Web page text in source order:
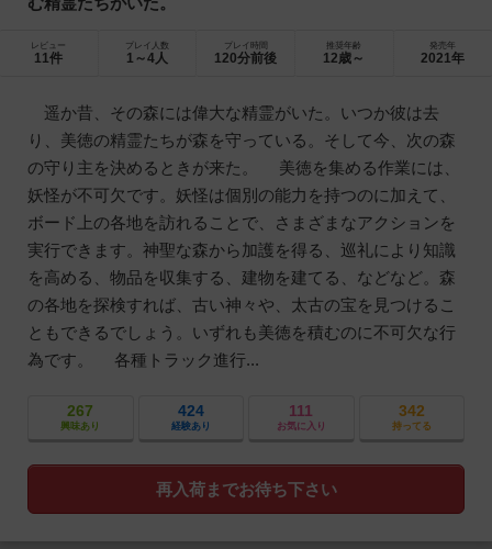
レビュー
11件
プレイ人数
1～4人
プレイ時間
120分前後
推奨年齢
12歳～
発売年
2021年
遥か昔、その森には偉大な精霊がいた。いつか彼は去
り、美徳の精霊たちが森を守っている。そして今、次の森
の守り主を決めるときが来た。 美徳を集める作業には、
妖怪が不可欠です。妖怪は個別の能力を持つのに加えて、
ボード上の各地を訪れることで、さまざまなアクションを
実行できます。神聖な森から加護を得る、巡礼により知識
を高める、物品を収集する、建物を建てる、などなど。森
の各地を探検すれば、古い神々や、太古の宝を見つけるこ
ともできるでしょう。いずれも美徳を積むのに不可欠な行
為です。 各種トラック進行...
267
興味あり
424
経験あり
111
お気に入り
342
持ってる
再入荷までお待ち下さい